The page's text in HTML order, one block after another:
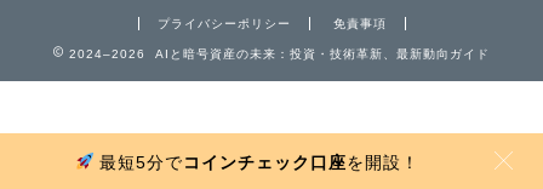
プライバシーポリシー 免責事項
2024–2026 AIと暗号資産の未来：投資・技術革新、最新動向ガイド
お問い合わせ
最短5分でコインチェック口座を開設！